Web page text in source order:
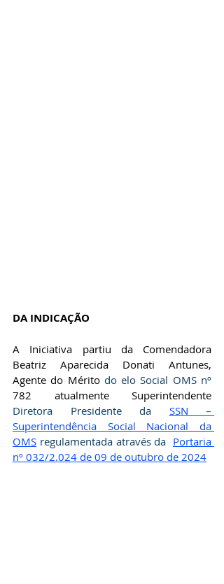
DA INDICAÇÃO
A Iniciativa partiu da Comendadora
Beatriz Aparecida Donati Antunes,
Agente do Mérito
Diretora Presidente da SSN –
Superintendência Social Nacional da
OMS regulamentada através da Portaria
nº 032/2.024 de 09 de outubro de 2024